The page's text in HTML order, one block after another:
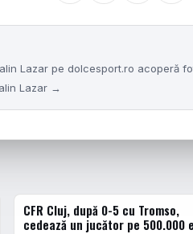
Lazar pe dolcesport.ro acoperă
Lazar →
FOTBAL INTERN
CFR Cluj, după 0-5 cu Tromso,
cedează un jucător pe 500.000